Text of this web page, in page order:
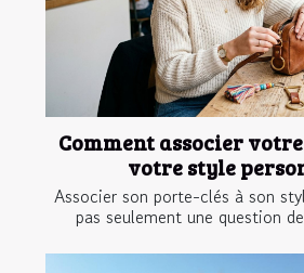
Comment associer
votre style
Associer son porte-clés à son
pas seulement une question